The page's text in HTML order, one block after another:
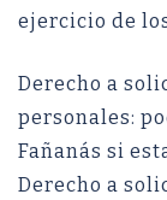
ejercicio de
Derecho a
personales:
Fañanás si
Derecho a